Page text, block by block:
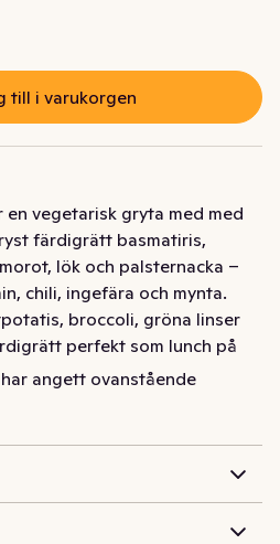
till i varukorgen
vegetarisk gryta med med
färdigrätt basmatiris,
lök och palsternacka –
chili, ingefära och mynta.
broccoli, gröna linser
perfekt som lunch på
middag. Fantastiskt
som tillagas på ett kick!
Smaklig måltid!
är en mild och krämig gryta
angett ovanstående